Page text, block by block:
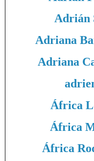
Adrián
Adriana
Adriana
África
África
África